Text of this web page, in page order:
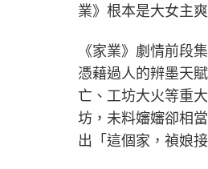
業》根本是大女主爽
《家業》劇情前段
憑藉過人的辨墨天
亡、工坊大火等重
坊，未料嬸嬸卻相
出「這個家，禎娘